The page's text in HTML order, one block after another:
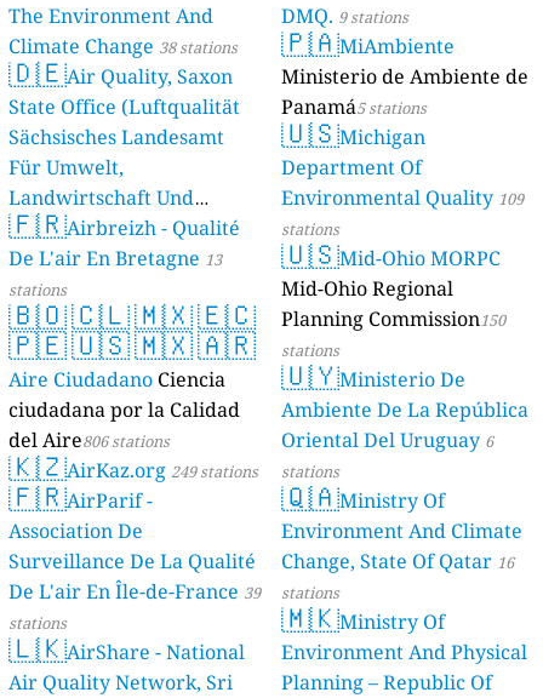
The Environment And
Climate Change 38 stations
🇩🇪Air Quality, Saxon
State Office (Luftqualität
Sächsisches Landesamt
Für Umwelt,
Landwirtschaft Und
Geologie) 50 stations
🇫🇷Airbreizh - Qualité
De L'air En Bretagne 13
stations
🇧🇴🇨🇱🇲🇽🇪🇨
🇵🇪🇺🇸🇲🇽🇦🇷
Aire Ciudadano Ciencia
ciudadana por la Calidad
del Aire806 stations
🇰🇿AirKaz.org 249 stations
🇫🇷AirParif -
Association De
Surveillance De La Qualité
De L'air En Île-de-France 39
stations
🇱🇰AirShare - National
Air Quality Network, Sri
DMQ. 9 stations
🇵🇦MiAmbiente
Ministerio de Ambiente de
Panamá5 stations
🇺🇸Michigan
Department Of
Environmental Quality 109
stations
🇺🇸Mid-Ohio MORPC
Mid-Ohio Regional
Planning Commission150
stations
🇺🇾Ministerio De
Ambiente De La República
Oriental Del Uruguay 6
stations
🇶🇦Ministry Of
Environment And Climate
Change, State Of Qatar 16
stations
🇲🇰Ministry Of
Environment And Physical
Planning – Republic Of